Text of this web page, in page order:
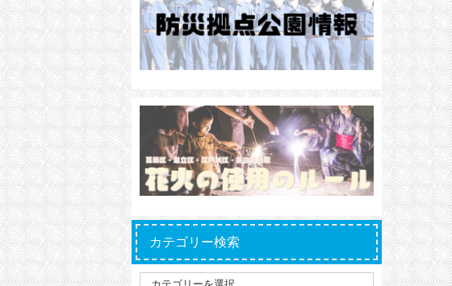
カテゴリー検索